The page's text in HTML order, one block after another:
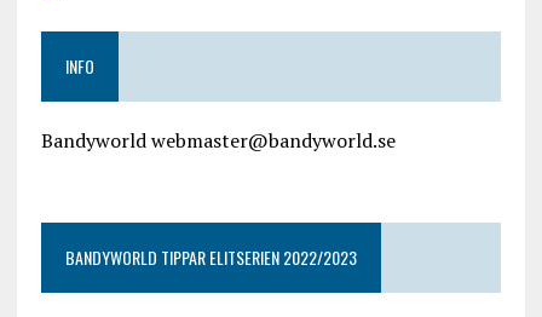
INFO
Bandyworld webmaster@bandyworld.se
BANDYWORLD TIPPAR ELITSERIEN 2022/2023